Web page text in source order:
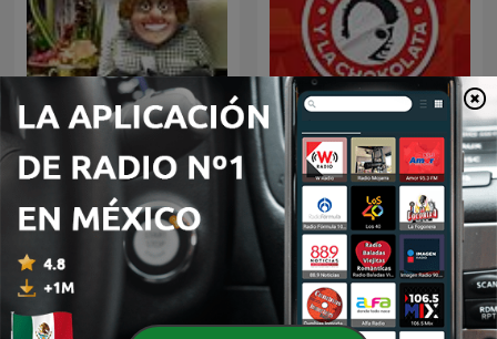
Panda Show (NO OFICIAL)
Erazno y La Chokolata El
Podcast